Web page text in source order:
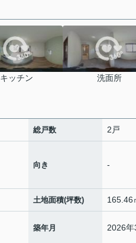
キッチン 洗面所
総戸数 2戸
向き -
土地面積(坪数) 165.46
築年月 2026